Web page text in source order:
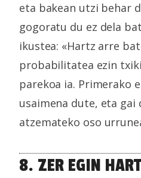
eta bakean utzi behar
gogoratu du ez dela
ikustea: «Hartz arre
probabilitatea ezin
parekoa ia. Primerako
usaimena dute, eta
atzemateko oso
8. ZER EGIN